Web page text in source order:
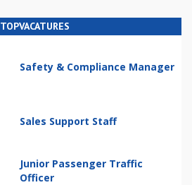
TOPVACATURES
Safety & Compliance Manager
Sales Support Staff
Junior Passenger Traffic
Officer